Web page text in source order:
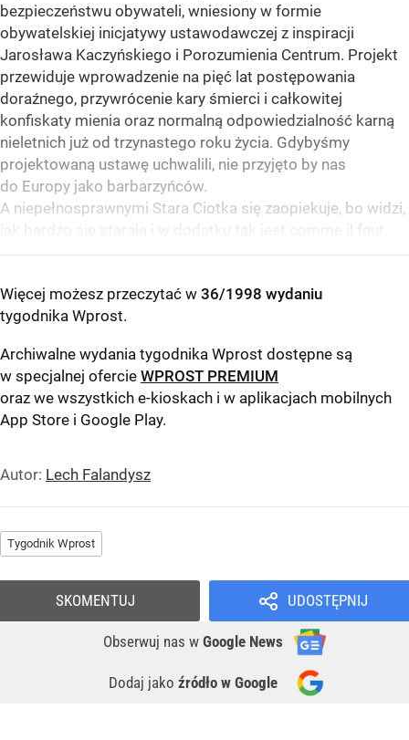
bezpieczeństwu obywateli, wniesiony w formie
obywatelskiej inicjatywy ustawodawczej z inspiracji
Jarosława Kaczyńskiego i Porozumienia Centrum. Projekt
przewiduje wprowadzenie na pięć lat postępowania
doraźnego, przywrócenie kary śmierci i całkowitej
konfiskaty mienia oraz normalną odpowiedzialność karną
nieletnich już od trzynastego roku życia. Gdybyśmy
projektowaną ustawę uchwalili, nie przyjęto by nas
do Europy jako barbarzyńców.
A niepełnosprawnymi Stara Ciotka się zaopiekuje, bo widzi,
jak bardzo się starają i w dodatku tak jest comme il faut.
Więcej możesz przeczytać w 36/1998 wydaniu
tygodnika Wprost.
Archiwalne wydania tygodnika Wprost dostępne są
w specjalnej ofercie WPROST PREMIUM
oraz we wszystkich e-kioskach i w aplikacjach mobilnych
App Store i Google Play.
Autor: Lech Falandysz
Tygodnik Wprost
UDOSTĘPNIJ
Obserwuj nas w Google News
Dodaj jako źródło w Google
SKOMENTUJ